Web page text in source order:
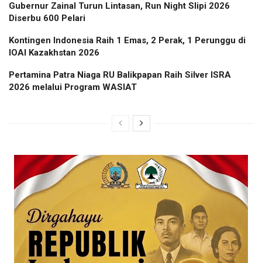
Gubernur Zainal Turun Lintasan, Run Night Slipi 2026
Diserbu 600 Pelari
Kontingen Indonesia Raih 1 Emas, 2 Perak, 1 Perunggu di
IOAI Kazakhstan 2026
Pertamina Patra Niaga RU Balikpapan Raih Silver ISRA
2026 melalui Program WASIAT